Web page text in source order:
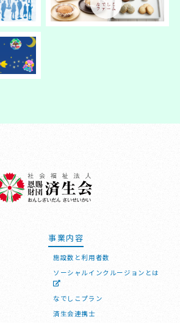
事業内容
施設数と利用者数
ソーシャルインクルージョンとは
なでしこプラン
済生会連携士